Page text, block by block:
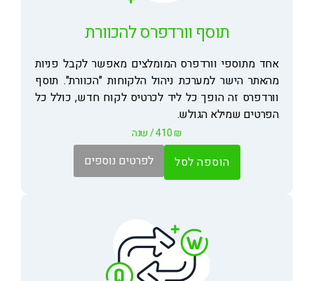
תוסף וורדפרס להכוורת
אחד מתוספי וורדפרס המומלצים מאפשר לקבל פניות
מהאתר הישר למערכת ניהול הלקוחות "הכוורת". תוסף
וורדפרס זה הופך כל ליד לכרטיס לקוח חדש, כולל כל
הפרטים שמילא הגולש.
410 ₪ / שנה
הוספה לסל לפרטים נוספים